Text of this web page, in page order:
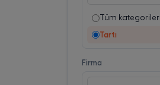
Tüm kategoriler
Tartı
Firma